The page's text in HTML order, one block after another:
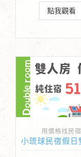
點我觀看
用價格找民宿